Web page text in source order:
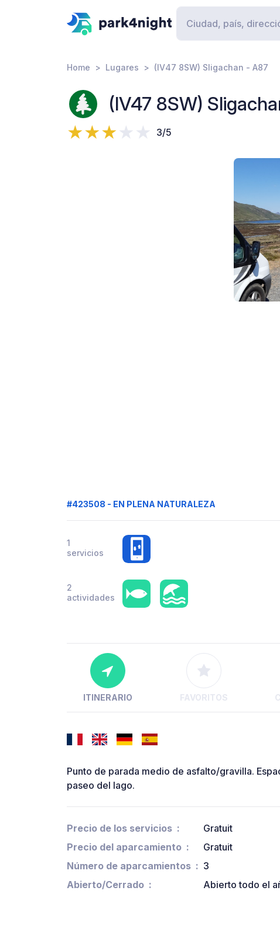
Home Lugares (IV47 8SW) Sligachan - A87
(IV47 8SW)
3/5
#423508 - EN PLENA NATURALEZA
1
servicios
2
actividades
ITINERARIO FAVORITOS
Punto de parada medio de asfalto/gravilla.
paseo del lago.
Precio de los servicios
Gratuit
Precio del aparcamiento
Gratuit
Número de aparcamientos
3
Abierto/Cerrado
Abierto todo el